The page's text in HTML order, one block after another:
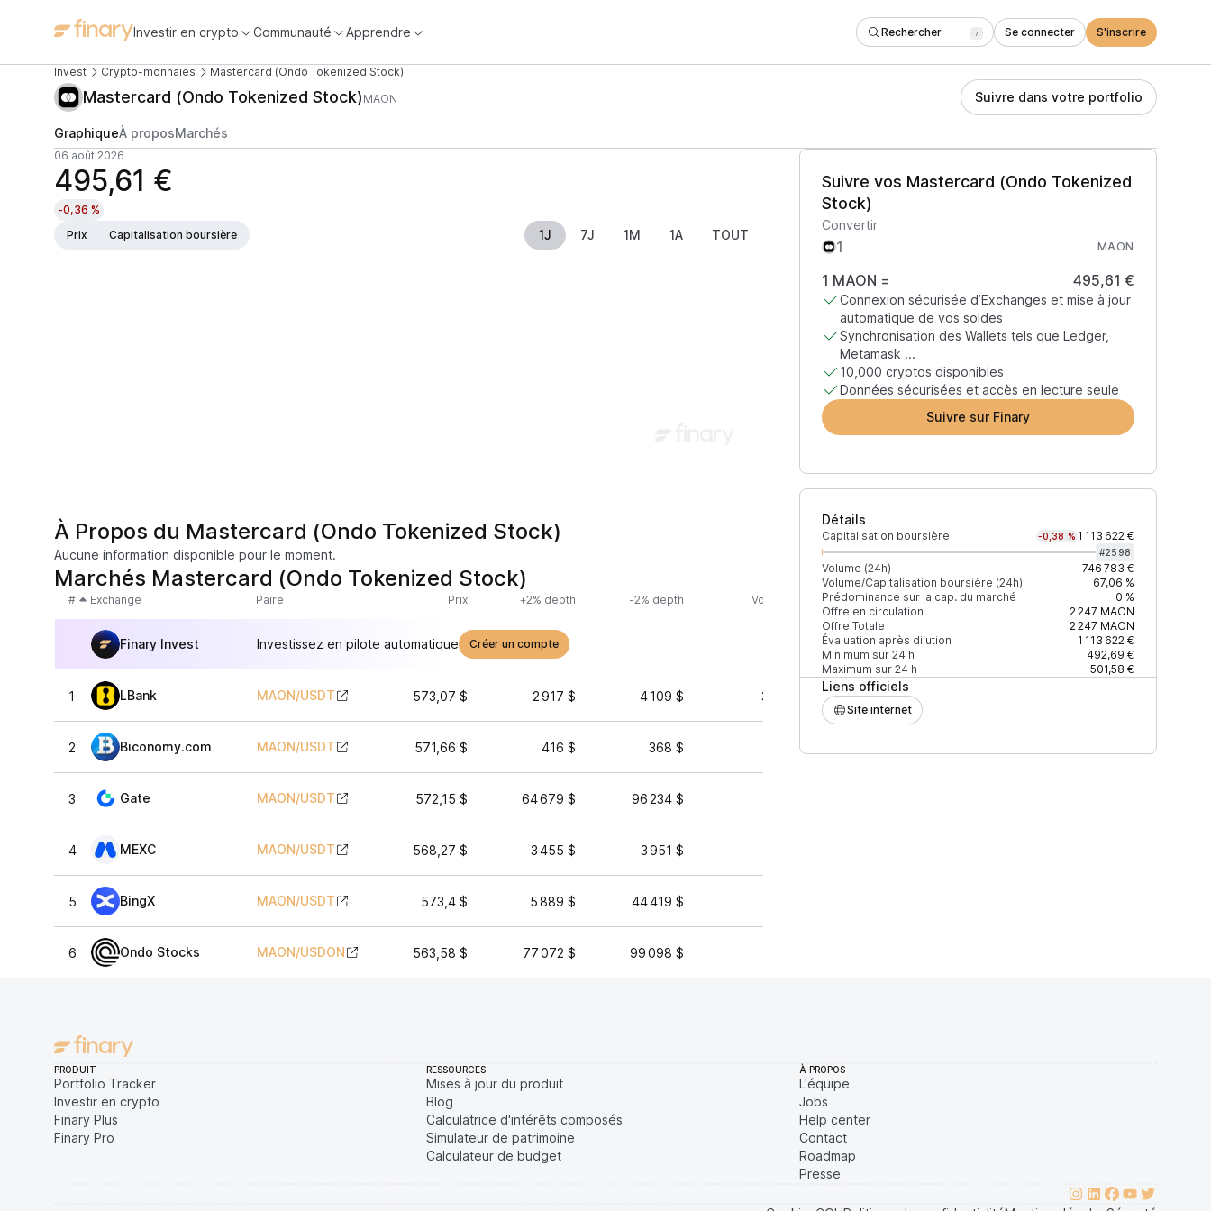
Investir en crypto Communauté Apprendre Rechercher / Se connecter S'inscrire
Invest Crypto-monnaies Mastercard (Ondo Tokenized Stock)
Mastercard (Ondo Tokenized Stock) MAON Suivre dans votre portfolio
GraphiqueÀ proposMarchés
06 août 2026
495,61 €
-0,36 %
Prix
Capitalisation boursière 1J 7J 1M 1A TOUT
Suivre vos Mastercard (Ondo Tokenized
Stock)
Convertir
MAON
1 MAON = 495,61 €
Connexion sécurisée d’Exchanges et mise à jour
automatique de vos soldes
Synchronisation des Wallets tels que Ledger,
Metamask ...
10,000 cryptos disponibles
Données sécurisées et accès en lecture seule
Suivre sur Finary
Détails
Capitalisation boursière -0,38 % 1 113 622 €
#2598
Volume (24h)
746 783 €
Volume/Capitalisation boursière (24h)
67,06 %
Prédominance sur la cap. du marché
0 %
Offre en circulation
2 247 MAON
Offre Totale
2 247 MAON
Évaluation après dilution
1 113 622 €
Minimum sur 24 h
492,69 €
Maximum sur 24 h
501,58 €
Liens officiels
Site internet
À Propos du Mastercard (Ondo Tokenized Stock)
Aucune information disponible pour le moment.
Marchés Mastercard (Ondo Tokenized Stock)
# Exchange Paire Prix +2% depth -2% depth Volume (24h) % du volume Confiance Mis à jour
Finary Invest Investissez en pilote automatique Créer un compte
1 LBank MAON/USDT 573,07 $ 2 917 $ 4 109 $ 340 194 $ 39,46 %
2 Biconomy.com MAON/USDT 571,66 $ 416 $ 368 $ 327 711 $
3 Gate MAON/USDT 572,15 $ 64 679 $ 96 234 $
4 MEXC MAON/USDT 568,27 $ 3 455 $ 3 951 $
5 BingX MAON/USDT 573,4 $ 5 889 $ 44 419 $
6 Ondo Stocks MAON/USDON 563,58 $ 77 072 $ 99 098 $
PRODUIT
Portfolio Tracker
Investir en crypto
Finary Plus
Finary Pro
RESSOURCES
Mises à jour du produit
Blog
Calculatrice d'intérêts composés
Simulateur de patrimoine
Calculateur de budget
À PROPOS
L'équipe
Jobs
Help center
Contact
Roadmap
Presse